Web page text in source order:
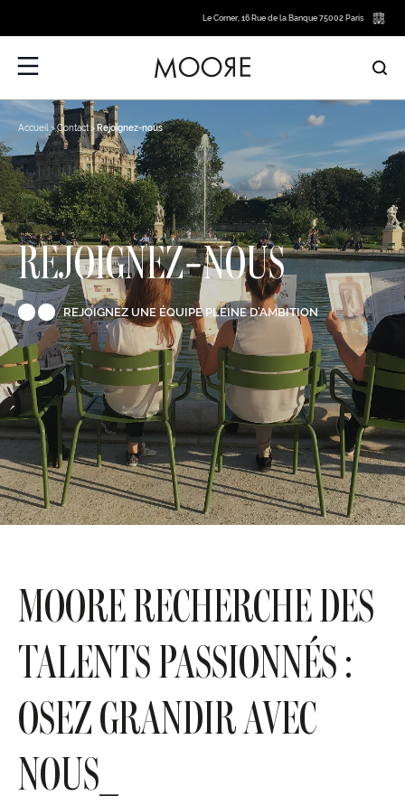
Le Corner, 16 Rue de la Banque 75002 Paris
Accueil Contact Rejoignez-nous
REJOIGNEZ-NOUS
REJOIGNEZ UNE ÉQUIPE PLEINE D’AMBITION
MOORE RECHERCHE DES
TALENTS PASSIONNÉS :
OSEZ GRANDIR AVEC
NOUS_